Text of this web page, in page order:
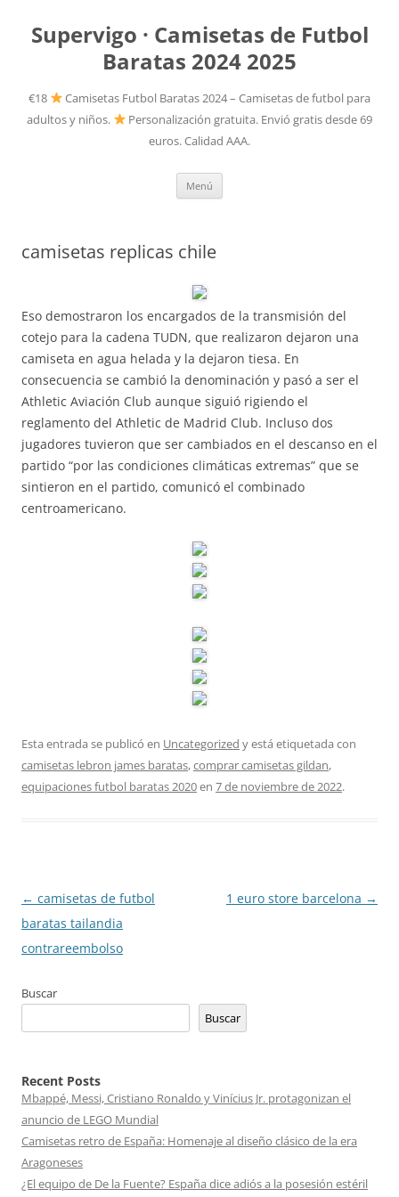
Supervigo · Camisetas de Futbol
Baratas 2024 2025
€18
Camisetas Futbol Baratas 2024 – Camisetas de futbol para
adultos y niños.
Personalización gratuita. Envió gratis desde 69
euros. Calidad AAA.
Menú
camisetas replicas chile
Eso demostraron los encargados de la transmisión del
cotejo para la cadena TUDN, que realizaron dejaron una
camiseta en agua helada y la dejaron tiesa. En
consecuencia se cambió la denominación y pasó a ser el
Athletic Aviación Club aunque siguió rigiendo el
reglamento del Athletic de Madrid Club. Incluso dos
jugadores tuvieron que ser cambiados en el descanso en el
partido “por las condiciones climáticas extremas” que se
sintieron en el partido, comunicó el combinado
centroamericano.
Esta entrada se publicó en Uncategorized y está etiquetada con
camisetas lebron james baratas,comprar camisetas gildan,
equipaciones futbol baratas 2020en 7 de noviembre de 2022.
Navegación
de
entradas
← camisetas de futbol
baratas tailandia
contrareembolso
1 euro store barcelona →
Buscar
Buscar
Recent Posts
Mbappé, Messi, Cristiano Ronaldo y Vinícius Jr. protagonizan el
anuncio de LEGO Mundial
Camisetas retro de España: Homenaje al diseño clásico de la era
Aragoneses
¿El equipo de De la Fuente? España dice adiós a la posesión estéril